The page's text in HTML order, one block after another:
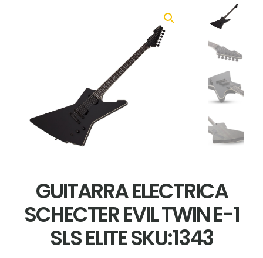
GUITARRA ELECTRICA
SCHECTER EVIL TWIN E-1
SLS ELITE SKU:1343